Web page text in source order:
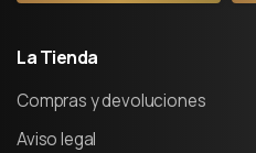
LaTienda
Compras y devoluciones
Aviso legal